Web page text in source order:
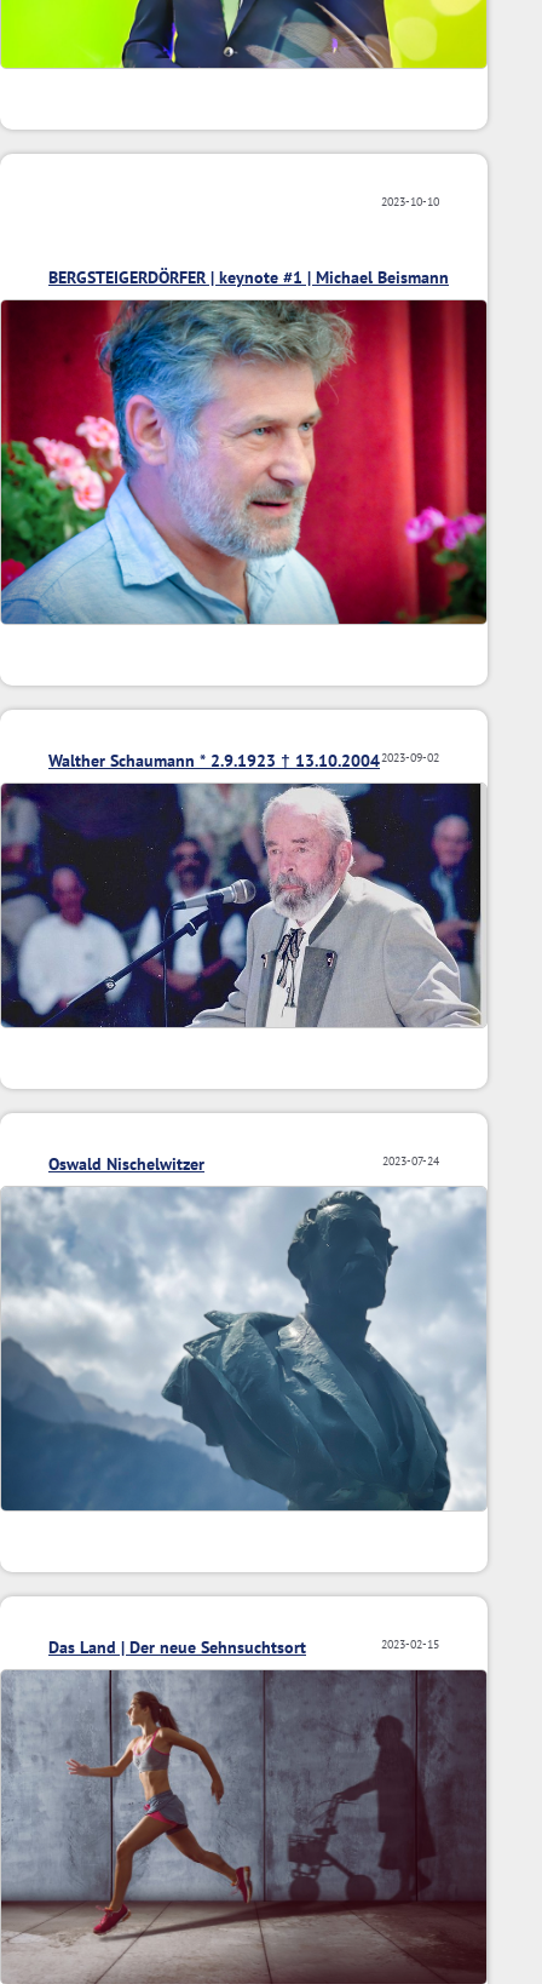
2023-10-10
BERGSTEIGERDÖRFER | keynote #1 | Michael Beismann
2023-09-02
Walther Schaumann * 2.9.1923 † 13.10.2004
2023-07-24
Oswald Nischelwitzer
2023-02-15
Das Land | Der neue Sehnsuchtsort